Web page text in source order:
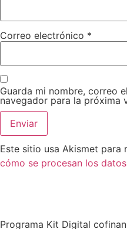
Correo electrónico *
Guarda mi nombre, correo
navegador para la próxima
Este sitio usa Akismet para
cómo se procesan los
Programa Kit Digital